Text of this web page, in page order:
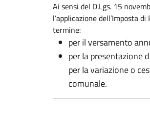
Ai sensi del D.Lgs. 15
l’applicazione dell’Imposta
termine:
per il versamento
per la presentazione
per la variazione o
comunale.